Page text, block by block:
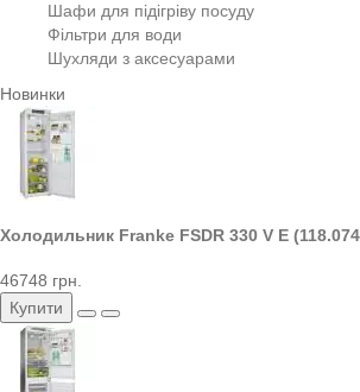
Шафи для підігріву посуду
Фільтри для води
Шухляди з аксесуарами
Новинки
Холодильник Franke FSDR 330 V E
46748 грн.
Купити